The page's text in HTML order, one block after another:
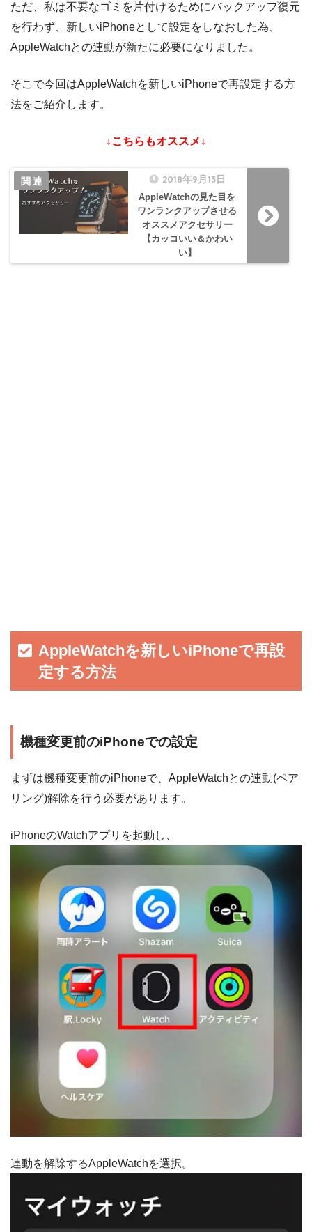
ただ、私は不要なゴミを片付けるためにバックアップ復元
を行わず、新しいiPhoneとして設定をしなおした為、
AppleWatchとの連動が新たに必要になりました。
そこで今回はAppleWatchを新しいiPhoneで再設定する方
法をご紹介します。
↓こちらもオススメ↓
2018年9月13日
AppleWatchの見た目を
ワンランクアップさせる
オススメアクセサリー
【カッコいい＆かわい
い】
AppleWatchを新しいiPhoneで再設
定する方法
機種変更前のiPhoneでの設定
まずは機種変更前のiPhoneで、AppleWatchとの連動(ペア
リング)解除を行う必要があります。
iPhoneのWatchアプリを起動し、
連動を解除するAppleWatchを選択。